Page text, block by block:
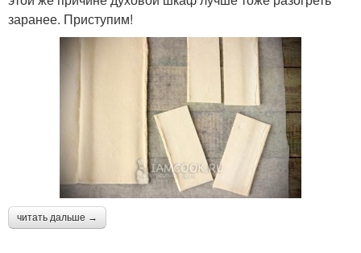
заранее. Приступим!
читать дальше →